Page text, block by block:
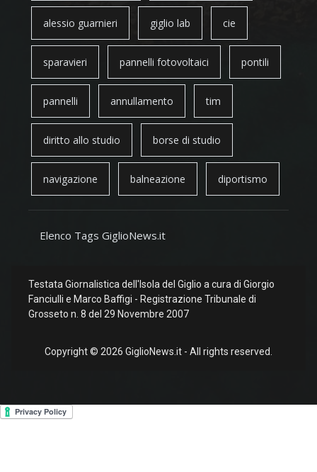
alessio guarnieri giglio lab cie
sparavieri pannelli fotovoltaici pontili
pannelli annullamento tim
diritto allo studio borse di studio
navigazione balneazione diportismo
Elenco Tags GiglioNews.it
Testata Giornalistica dell'Isola del Giglio a cura di Giorgio
Fanciulli e Marco Baffigi - Registrazione Tribunale di
Grosseto n. 8 del 29 Novembre 2007
Copyright © 2026 GiglioNews.it - All rights reserved.